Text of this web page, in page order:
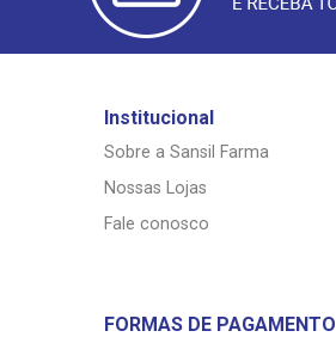
Institucional
Sobre a Sansil Farma
Nossas Lojas
Fale conosco
FORMAS DE PAGAMENTO